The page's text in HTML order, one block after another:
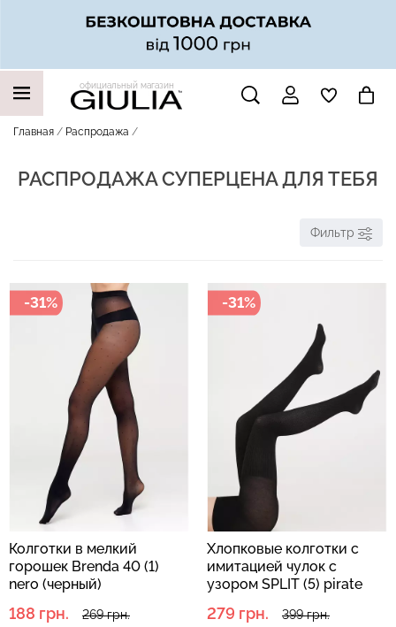
официальный магазин
Главная Распродажа
РАСПРОДАЖА СУПЕРЦЕНА ДЛЯ ТЕБЯ
Фильтр
-31%
Колготки в мелкий
горошек Brenda 40 (1)
nero (черный)
188 грн. 269 грн.
-31%
Хлопковые колготки с
имитацией чулок с
узором SPLIT (5) pirate
279 грн. 399 грн.
НАШИ ТРЕНДОВЫЕ ТОВАРЫ
Бесшовные леггинсы из
микрофибры LEGGINGS
02 (черный) Giulia
631 грн.
Бесшовные леггинсы
LEGGINGS (черный) Giulia
551 грн. 689 грн.